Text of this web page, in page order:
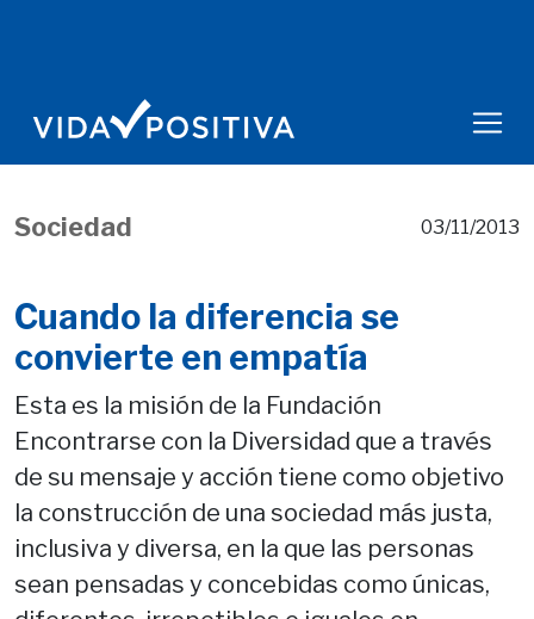
Sociedad 03/11/2013
Cuando la diferencia se
convierte en empatía
Esta es la misión de la Fundación
Encontrarse con la Diversidad que a través
de su mensaje y acción tiene como objetivo
la construcción de una sociedad más justa,
inclusiva y diversa, en la que las personas
sean pensadas y concebidas como únicas,